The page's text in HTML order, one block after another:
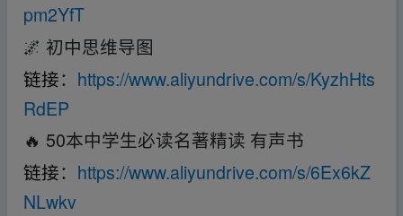
pm2YfT
🌌 初中思维导图
链接： https://www.aliyundrive.com/s/KyzhHts
RdEP
🔥 50本中学生必读名著精读 有声书
链接： https://www.aliyundrive.com/s/6Ex6kZ
NLwkv